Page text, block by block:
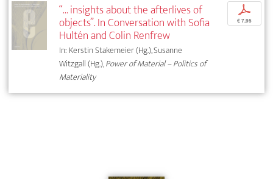
“... insights about the afterlives of
objects”. In Conversation with Sofia
Hultén and Colin Renfrew
In: Kerstin Stakemeier (Hg.), Susanne
Witzgall (Hg.),Power of Material – Politics of
Materiality
p
€ 7,95